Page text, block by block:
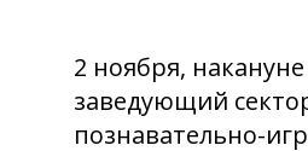
2 ноября,
заведующий
познавательно-